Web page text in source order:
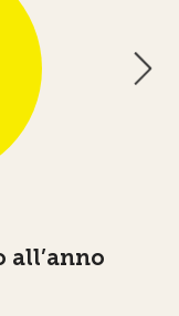
all’anno